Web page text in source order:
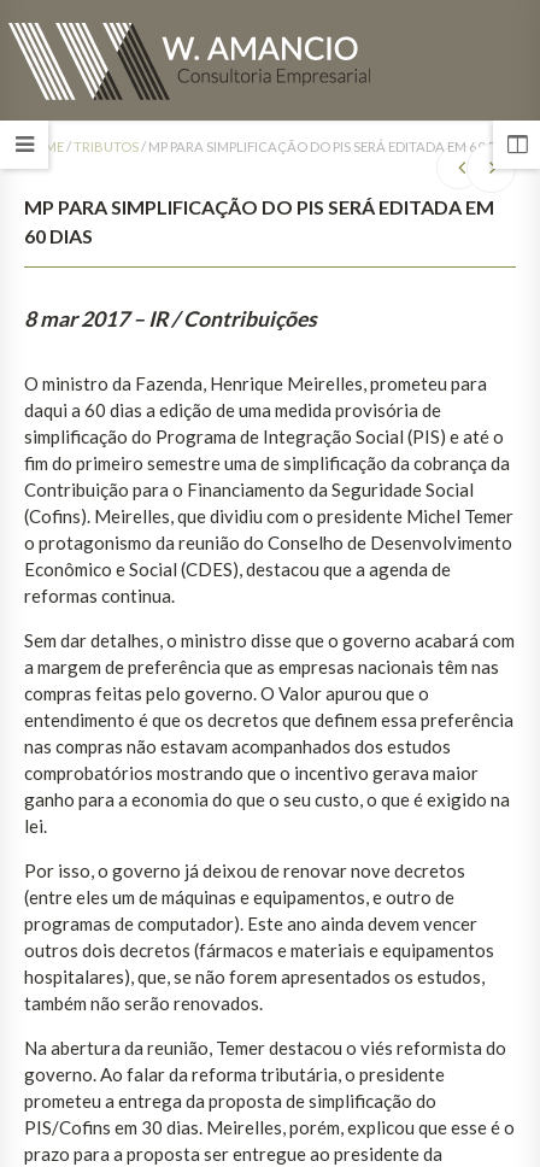
HOME/TRIBUTOS/ MP PARA SIMPLIFICAÇÃO DO PIS SERÁ EDITADA EM 60 DIAS
MP PARA SIMPLIFICAÇÃO DO PIS SERÁ EDITADA EM
60 DIAS
8 mar 2017 – IR / Contribuições
O ministro da Fazenda, Henrique Meirelles, prometeu para
daqui a 60 dias a edição de uma medida provisória de
simplificação do Programa de Integração Social (PIS) e até o
fim do primeiro semestre uma de simplificação da cobrança da
Contribuição para o Financiamento da Seguridade Social
(Cofins). Meirelles, que dividiu com o presidente Michel Temer
o protagonismo da reunião do Conselho de Desenvolvimento
Econômico e Social (CDES), destacou que a agenda de
reformas continua.
Sem dar detalhes, o ministro disse que o governo acabará com
a margem de preferência que as empresas nacionais têm nas
compras feitas pelo governo. O Valor apurou que o
entendimento é que os decretos que definem essa preferência
nas compras não estavam acompanhados dos estudos
comprobatórios mostrando que o incentivo gerava maior
ganho para a economia do que o seu custo, o que é exigido na
lei.
Por isso, o governo já deixou de renovar nove decretos
(entre eles um de máquinas e equipamentos, e outro de
programas de computador). Este ano ainda devem vencer
outros dois decretos (fármacos e materiais e equipamentos
hospitalares), que, se não forem apresentados os estudos,
também não serão renovados.
Na abertura da reunião, Temer destacou o viés reformista do
governo. Ao falar da reforma tributária, o presidente
prometeu a entrega da proposta de simplificação do
PIS/Cofins em 30 dias. Meirelles, porém, explicou que esse é o
prazo para a proposta ser entregue ao presidente da